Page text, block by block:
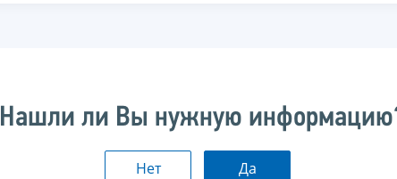
Нашли ли Вы нужную
Нет Да